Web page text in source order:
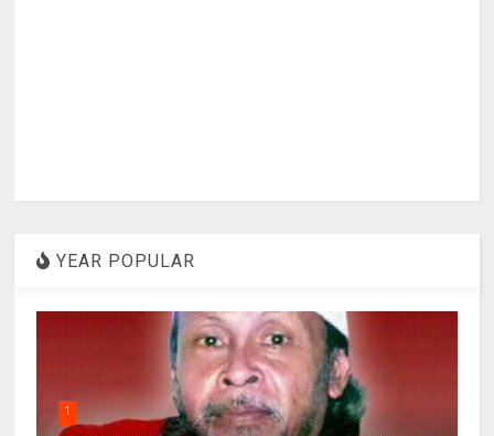
YEAR POPULAR
1